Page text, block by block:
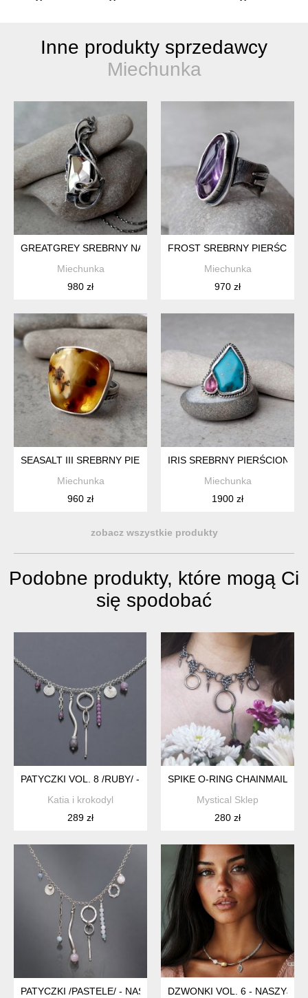
Inne produkty sprzedawcy
Miechunka
GREATGREY SREBRNY NASZYJNIK Z KRYSZTAŁEM
Miechunka
980 zł
FROST SREBRNY
Miechunka
970 zł
SEASALT III SREBRNY PIERŚCIONEK Z BURSZTYNEM
Miechunka
960 zł
IRIS SREBRNY PIERŚCIONEK
Miechunka
1900 zł
zobacz wszystkie produkty
Podobne produkty, które mogą Ci
się spodobać
PATYCZKI VOL. 8 /RUBY/ - NASZYJNIK
Katia i krokodyl
289 zł
SPIKE O-RING CHAINMAILLE
Mystical Sklep
280 zł
PATYCZKI /PASTELE/ - NASZYJNIKDZWONKI VOL. 6 - NASZYJNIK